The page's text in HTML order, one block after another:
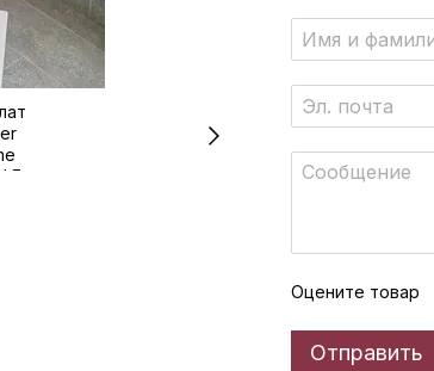
Оцените товар
Отправить